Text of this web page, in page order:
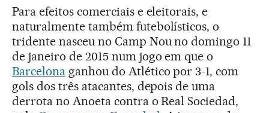
Para efeitos comerciais e eleitorais, e
naturalmente também futebolísticos, o
tridente nasceu no Camp Nou no domingo 11
de janeiro de 2015 num jogo em que o
Barcelonaganhou do Atlético por 3-1, com
gols dos três atacantes, depois de uma
derrota no Anoeta contra o Real Sociedad,